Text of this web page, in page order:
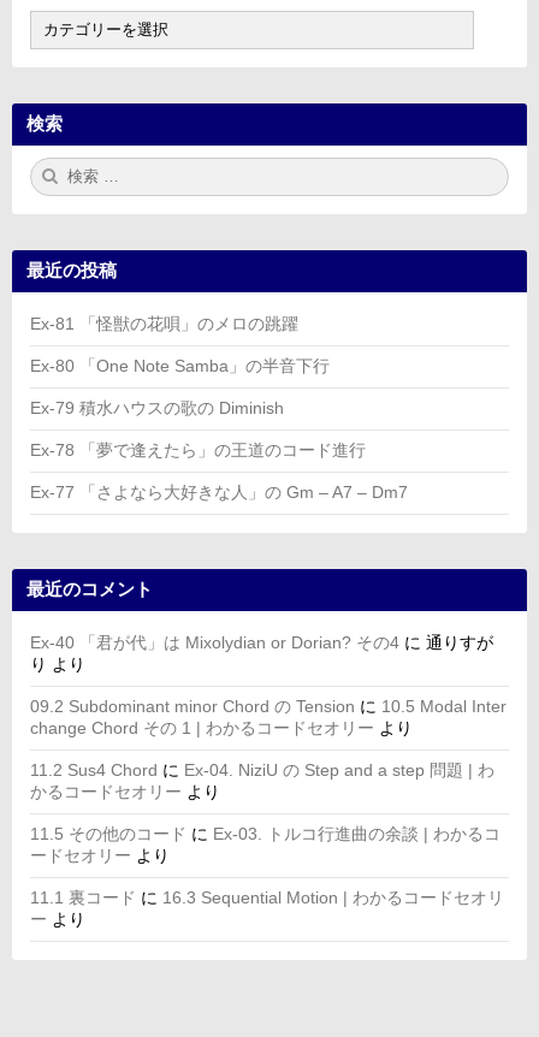
次
検索
検
索:
最近の投稿
Ex-81 「怪獣の花唄」のメロの跳躍
Ex-80 「One Note Samba」の半音下行
Ex-79 積水ハウスの歌の Diminish
Ex-78 「夢で逢えたら」の王道のコード進行
Ex-77 「さよなら大好きな人」の Gm – A7 – Dm7
最近のコメント
Ex-40 「君が代」は Mixolydian or Dorian? その4 に 通りすが
り より
09.2 Subdominant minor Chord の Tension に 10.5 Modal Inter
change Chord その 1 | わかるコードセオリー より
11.2 Sus4 Chord に Ex-04. NiziU の Step and a step 問題 | わ
かるコードセオリー より
11.5 その他のコード に Ex-03. トルコ行進曲の余談 | わかるコ
ードセオリー より
11.1 裏コード に 16.3 Sequential Motion | わかるコードセオリ
ー より